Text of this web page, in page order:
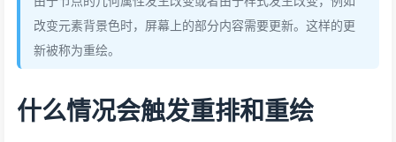
改变元素背景色时，屏幕上的部分内容需要更新。这样的更
新被称为重绘。
什么情况会触发重排和重绘